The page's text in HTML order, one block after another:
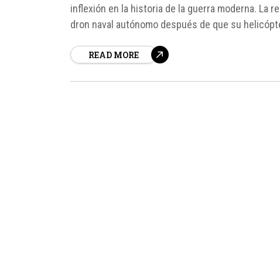
inflexión en la historia de la guerra moderna. La
dron naval autónomo después de que su
READ MORE